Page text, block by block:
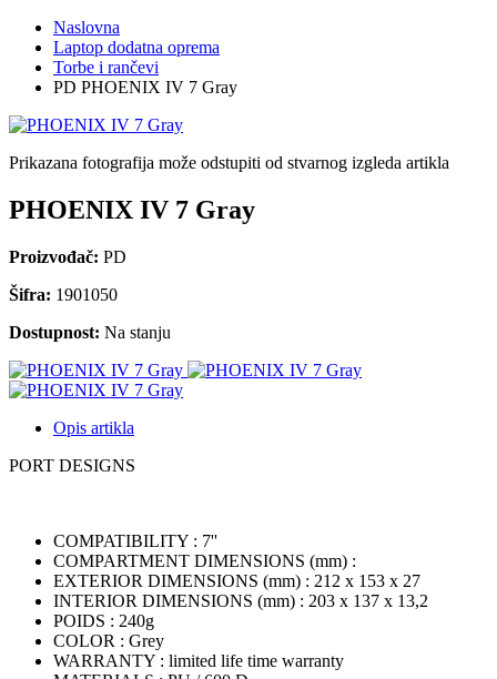
Naslovna
Laptop dodatna oprema
Torbe i rančevi
PD PHOENIX IV 7 Gray
Prikazana fotografija može odstupiti od stvarnog izgleda artikla
PHOENIX IV 7 Gray
Proizvođač: PD
Šifra: 1901050
Dostupnost: Na stanju
Opis artikla
PORT DESIGNS
COMPATIBILITY : 7''
COMPARTMENT DIMENSIONS (mm) :
EXTERIOR DIMENSIONS (mm) : 212 x 153 x 27
INTERIOR DIMENSIONS (mm) : 203 x 137 x 13,2
POIDS : 240g
COLOR : Grey
WARRANTY : limited life time warranty